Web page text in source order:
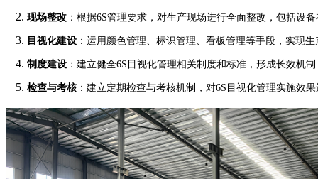
现场整改 ：根据6S管理要求，对生产现场进行全面整改，包括设
目视化建设 ：运用颜色管理、标识管理、看板管理等手段，实现
制度建设 ：建立健全6S目视化管理相关制度和标准，形成长效机
检查与考核 ：建立定期检查与考核机制，对6S目视化管理实施效